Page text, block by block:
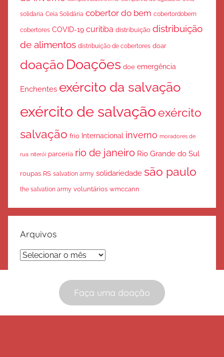
Faça uma doação
solidaria Ceia Solidária cobertor do bem cobertordobem
cobertores COVID-19 curitiba distribuição distribuição
de alimentos distribuição de cobertores doar
doação Doações doe emergência
Enchentes exército da salvação
exército de salvaçãoexército
salvação frio Internacional inverno moradores de
rua niterói parceria rio de janeiro Rio Grande do Sul
roupas RS salvation army solidariedade são paulo
the salvation army voluntários wmccann
Arquivos
Arquivos